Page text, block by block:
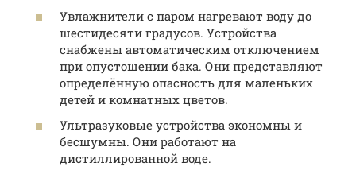
Увлажнители с паром нагревают воду до
шестидесяти градусов. Устройства
снабжены автоматическим отключением
при опустошении бака. Они представляют
определённую опасность для маленьких
детей и комнатных цветов.
Ультразуковые устройства экономны и
бесшумны. Они работают на
дистиллированной воде.